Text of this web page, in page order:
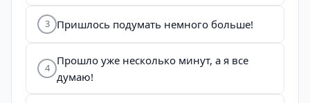
3 Пришлось подумать немного больше!
4
Прошло уже несколько минут, а я все
думаю!